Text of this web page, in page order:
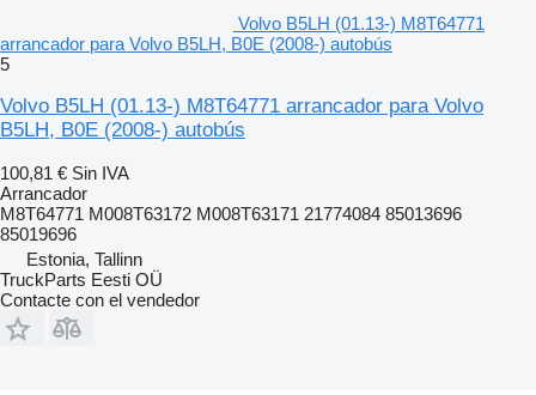
Volvo B5LH (01.13-) M8T64771
arrancador para Volvo B5LH, B0E (2008-) autobús
5
Volvo B5LH (01.13-) M8T64771 arrancador para Volvo
B5LH, B0E (2008-) autobús
100,81 € Sin IVA
Arrancador
M8T64771 M008T63172 M008T63171 21774084 85013696
85019696
Estonia, Tallinn
TruckParts Eesti OÜ
Contacte con el vendedor